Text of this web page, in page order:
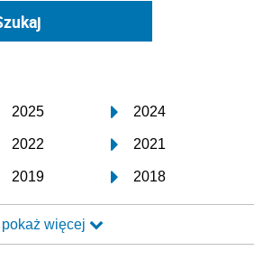
2025 2024
2022 2021
2019 2018
2016 2015
2013 2012
pokaż więcej